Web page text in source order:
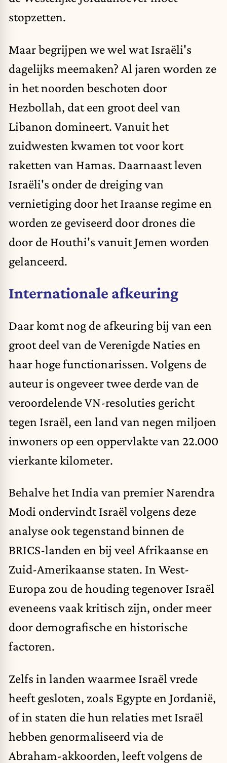
stopzetten.
Maar begrijpen we wel wat Israëli's
dagelijks meemaken? Al jaren worden ze
in het noorden beschoten door
Hezbollah, dat een groot deel van
Libanon domineert. Vanuit het
zuidwesten kwamen tot voor kort
raketten van Hamas. Daarnaast leven
Israëli's onder de dreiging van
vernietiging door het Iraanse regime en
worden ze geviseerd door drones die
door de Houthi's vanuit Jemen worden
gelanceerd.
Internationale afkeuring
Daar komt nog de afkeuring bij van een
groot deel van de Verenigde Naties en
haar hoge functionarissen. Volgens de
auteur is ongeveer twee derde van de
veroordelende VN-resoluties gericht
tegen Israël, een land van negen miljoen
inwoners op een oppervlakte van 22.000
vierkante kilometer.
Behalve het India van premier Narendra
Modi ondervindt Israël volgens deze
analyse ook tegenstand binnen de
BRICS-landen en bij veel Afrikaanse en
Zuid-Amerikaanse staten. In West-
Europa zou de houding tegenover Israël
eveneens vaak kritisch zijn, onder meer
door demografische en historische
factoren.
Zelfs in landen waarmee Israël vrede
heeft gesloten, zoals Egypte en Jordanië,
of in staten die hun relaties met Israël
hebben genormaliseerd via de
Abraham-akkoorden, leeft volgens de